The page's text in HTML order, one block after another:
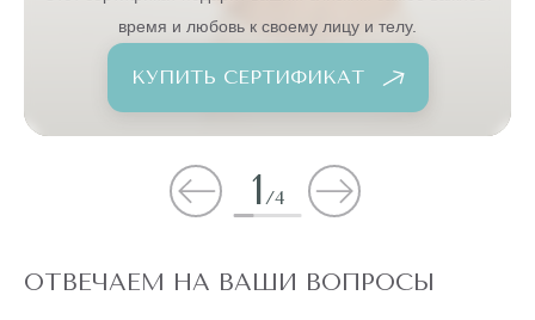
время и любовь к своему лицу и телу.
КУПИТЬ СЕРТИФИКАТ
1/4
ОТВЕЧАЕМ НА ВАШИ ВОПРОСЫ